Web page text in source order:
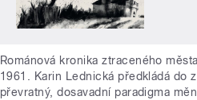
Románová kronika ztraceného
1961. Karin Lednická předkládá do
převratný, dosavadní paradigma